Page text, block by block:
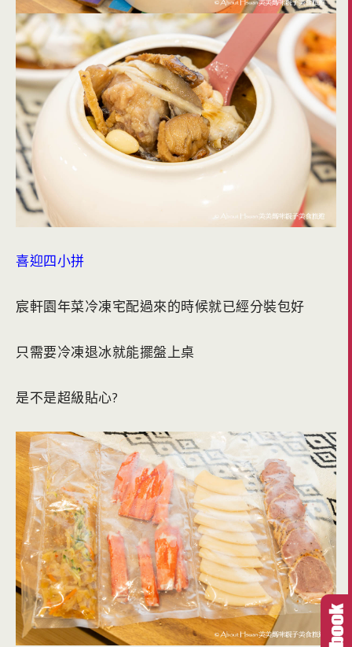
喜迎四小拼
宸軒園年菜冷凍宅配過來的時候就已經分裝包好
只需要冷凍退冰就能擺盤上桌
是不是超級貼心?